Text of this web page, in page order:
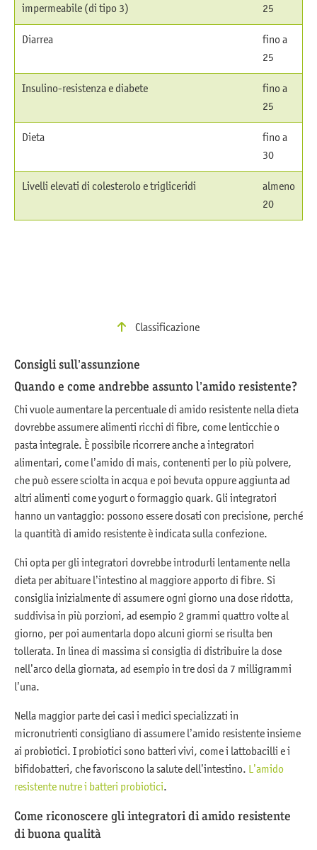
impermeabile (di tipo 3)
25
Diarrea
fino a
25
Insulino-resistenza e diabete
fino a
25
Dieta
fino a
30
Livelli elevati di colesterolo e trigliceridi
almeno
20
Classificazione
Consigli sull’assunzione
Quando e come andrebbe assunto l’amido resistente?
Chi vuole aumentare la percentuale di amido resistente nella dieta
dovrebbe assumere alimenti ricchi di fibre, come lenticchie o
pasta integrale. È possibile ricorrere anche a integratori
alimentari, come l’amido di mais, contenenti per lo più polvere,
che può essere sciolta in acqua e poi bevuta oppure aggiunta ad
altri alimenti come yogurt o formaggio quark. Gli integratori
hanno un vantaggio: possono essere dosati con precisione, perché
la quantità di amido resistente è indicata sulla confezione.
Chi opta per gli integratori dovrebbe introdurli lentamente nella
dieta per abituare l’intestino al maggiore apporto di fibre. Si
consiglia inizialmente di assumere ogni giorno una dose ridotta,
suddivisa in più porzioni, ad esempio 2 grammi quattro volte al
giorno, per poi aumentarla dopo alcuni giorni se risulta ben
tollerata. In linea di massima si consiglia di distribuire la dose
nell’arco della giornata, ad esempio in tre dosi da 7 milligrammi
l’una.
Nella maggior parte dei casi i medici specializzati in
micronutrienti consigliano di assumere l’amido resistente insieme
ai probiotici. I probiotici sono batteri vivi, come i lattobacilli e i
bifidobatteri, che favoriscono la salute dell’intestino. L’amido
resistente nutre i batteri probiotici
Come riconoscere gli integratori di amido resistente
di buona qualità